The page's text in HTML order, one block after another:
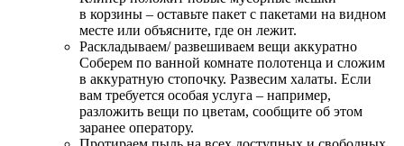
в корзины – оставьте пакет с пакетами на видном
месте или объясните, где он лежит.
Раскладываем/ развешиваем вещи аккуратно
Соберем по ванной комнате полотенца и сложим
в аккуратную стопочку. Развесим халаты. Если
вам требуется особая услуга – например,
разложить вещи по цветам, сообщите об этом
заранее оператору.